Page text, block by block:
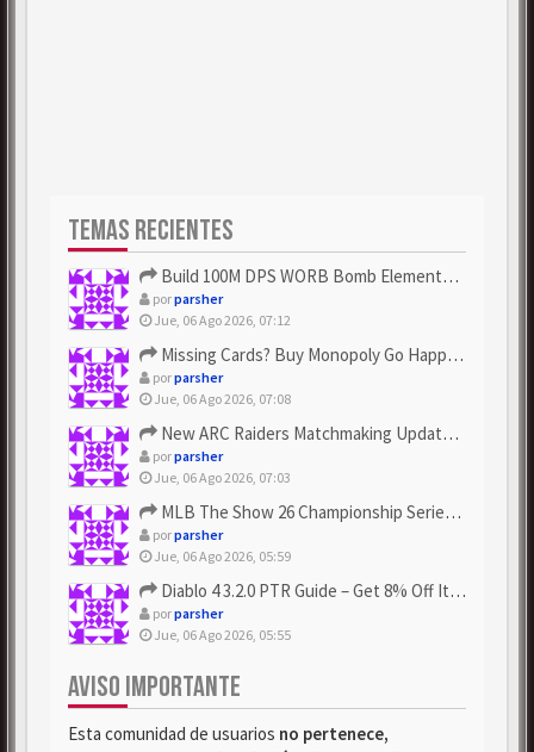
TEMAS RECIENTES
Build 100M DPS WORB Bomb Elementalist Fast - Grab POE Curren...
porparsher
Jue, 06 Ago 2026, 07:12
Missing Cards? Buy Monopoly Go Happy Harvest with Looney Tun...
porparsher
Jue, 06 Ago 2026, 07:08
New ARC Raiders Matchmaking Update: Stop Failed - Grab Bluep...
porparsher
Jue, 06 Ago 2026, 07:03
MLB The Show 26 Championship Series Update! Get Cheap & ...
porparsher
Jue, 06 Ago 2026, 05:59
Diablo 4 3.2.0 PTR Guide – Get 8% Off Items Quickly to Test ...
porparsher
Jue, 06 Ago 2026, 05:55
AVISO IMPORTANTE
Esta comunidad de usuarios no pertenece,